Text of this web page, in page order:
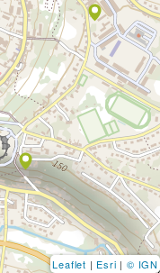
Leaflet | Esri | © IGN